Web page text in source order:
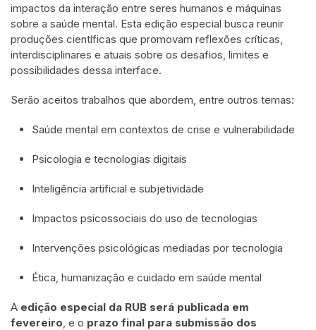
impactos da interação entre seres humanos e máquinas
sobre a saúde mental. Esta edição especial busca reunir
produções científicas que promovam reflexões críticas,
interdisciplinares e atuais sobre os desafios, limites e
possibilidades dessa interface.
Serão aceitos trabalhos que abordem, entre outros temas:
Saúde mental em contextos de crise e vulnerabilidade
Psicologia e tecnologias digitais
Inteligência artificial e subjetividade
Impactos psicossociais do uso de tecnologias
Intervenções psicológicas mediadas por tecnologia
Ética, humanização e cuidado em saúde mental
A edição especial da RUB será publicada em
fevereiro, e o prazo final para submissão dos